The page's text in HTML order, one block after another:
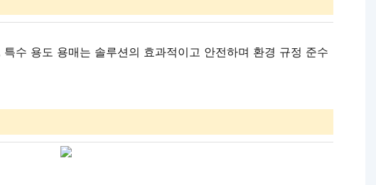
수 용도 용매는 솔루션의 효과적이고 안전하며 환경 규정 준수